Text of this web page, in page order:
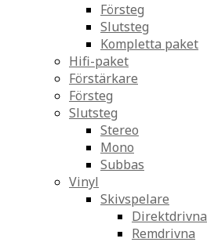
Försteg
Slutsteg
Kompletta paket
Hifi-paket
Förstärkare
Försteg
Slutsteg
Stereo
Mono
Subbas
Vinyl
Skivspelare
Direktdrivna
Remdrivna